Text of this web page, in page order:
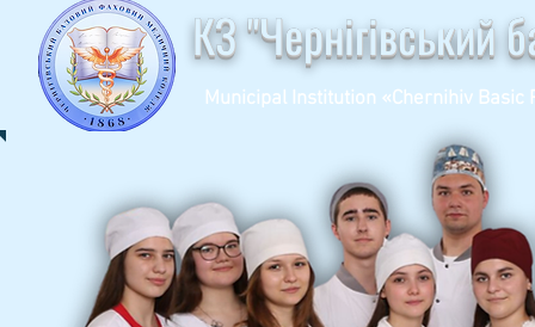
КЗ "Чернігівський
Municipal Institution «Chernihiv Basic